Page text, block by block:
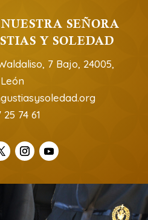
SEÑORA
Y SOLEDAD
7 Bajo, 24005,
León
25 74 61